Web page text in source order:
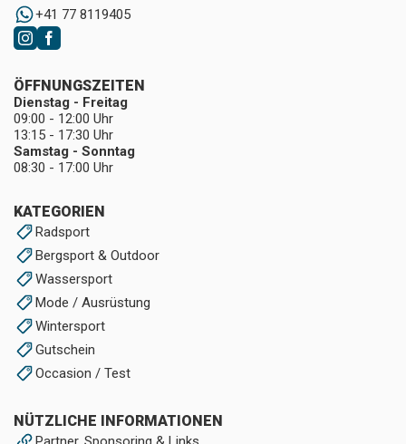
+41 77 8119405
KATEGORIEN
Radsport
Bergsport & Outdoor
Wassersport
Mode / Ausrüstung
Wintersport
Gutschein
Occasion / Test
NÜTZLICHE INFORMATIONEN
ÖFFNUNGSZEITEN
Dienstag - Freitag
09:00 - 12:00 Uhr
13:15 - 17:30 Uhr
Samstag - Sonntag
08:30 - 17:00 Uhr